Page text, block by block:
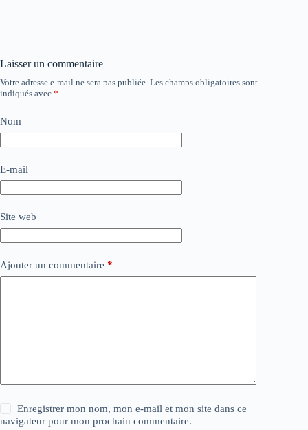
Laisser un commentaire
Votre adresse e-mail ne sera pas publiée. Les champs obligatoires sont
indiqués avec *
Nom
E-mail
Site web
Ajouter un commentaire *
Enregistrer mon nom, mon e-mail et mon site dans ce
navigateur pour mon prochain commentaire.